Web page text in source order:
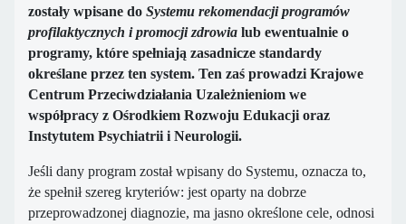
zostały wpisane do Systemu rekomendacji programów
profilaktycznych i promocji zdrowia lub ewentualnie o
programy, które spełniają zasadnicze standardy
określane przez ten system. Ten zaś prowadzi Krajowe
Centrum Przeciwdziałania Uzależnieniom we
współpracy z Ośrodkiem Rozwoju Edukacji oraz
Instytutem Psychiatrii i Neurologii.
Jeśli dany program został wpisany do Systemu, oznacza to,
że spełnił szereg kryteriów: jest oparty na dobrze
przeprowadzonej diagnozie, ma jasno określone cele, odnosi